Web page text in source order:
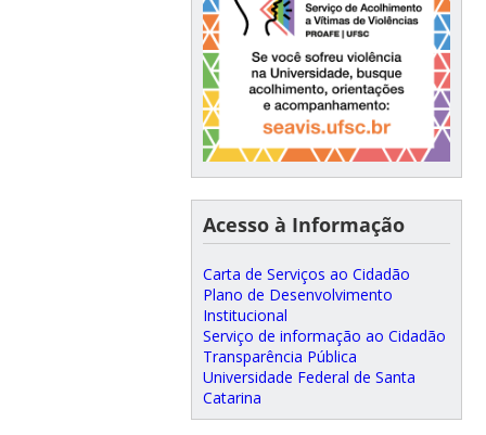
Acesso à Informação
Carta de Serviços ao Cidadão
Plano de Desenvolvimento
Institucional
Serviço de informação ao Cidadão
Transparência Pública
Universidade Federal de Santa
Catarina